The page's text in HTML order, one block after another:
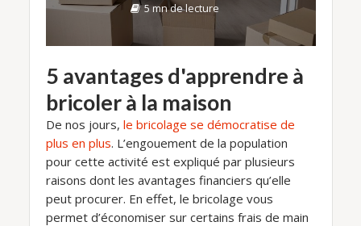
5 mn de lecture
5 avantages d'apprendre à
bricoler à la maison
De nos jours, le bricolage se démocratise de
plus en plus. L’engouement de la population
pour cette activité est expliqué par plusieurs
raisons dont les avantages financiers qu’elle
peut procurer. En effet, le bricolage vous
permet d’économiser sur certains frais de main